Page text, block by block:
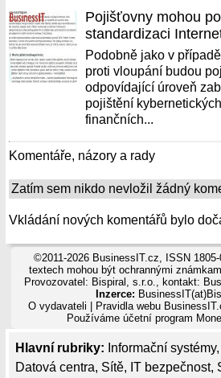
Hlavní rubriky: Informační systémy,
Datová centra, Sítě, IT bezpečnost,
Pojišťovny mohou
standardizaci
Podobně jako v
proti vloupání budou
odpovídající úroveň
pojištění
finančních...
Komentáře, názory a rady
Zatím sem nikdo nevložil žádný
Vkládání nových komentářů bylo
©2011-2026 BusinessIT.cz, ISSN
textech mohou být ochrannými
Provozovatel: Bispiral, s.r.o., kontakt:
Inzerce:
O vydavateli
Pravidla webu
Používámeúčetní program